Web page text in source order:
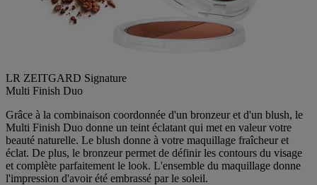
LR ZEITGARD Signature
Multi Finish Duo
Grâce à la combinaison coordonnée d'un bronzeur et d'un blush, le
Multi Finish Duo donne un teint éclatant qui met en valeur votre
beauté naturelle. Le blush donne à votre maquillage fraîcheur et
éclat. De plus, le bronzeur permet de définir les contours du visage
et complète parfaitement le look. L'ensemble du maquillage donne
l'impression d'avoir été embrassé par le soleil.